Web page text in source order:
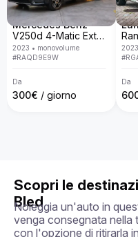
lusso con una flotta
servizio personalizzato,
trasparenti e la garanzia
la hai scelta, in perfette
esperienza di noleggio
La tua auto perfetta ti
Martin Vanquish!
Mercedes Benz
V250d 4-Matic Extra Long
2023 • monovolume
#RAQD9E9W
Da
300€ / giorno
2023
#
Da
Scopri le
Bled
Noleggia un'auto in
venga consegnata nella
con l'opzione di ritirarla